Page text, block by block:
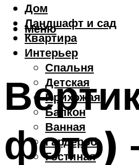
Дом
Ландшафт и сад
Квартира
Интерьер
Спальня
Детская
Прихожая
Балкон
Ванная
Гардероб
Гостиная
Меню
фото)